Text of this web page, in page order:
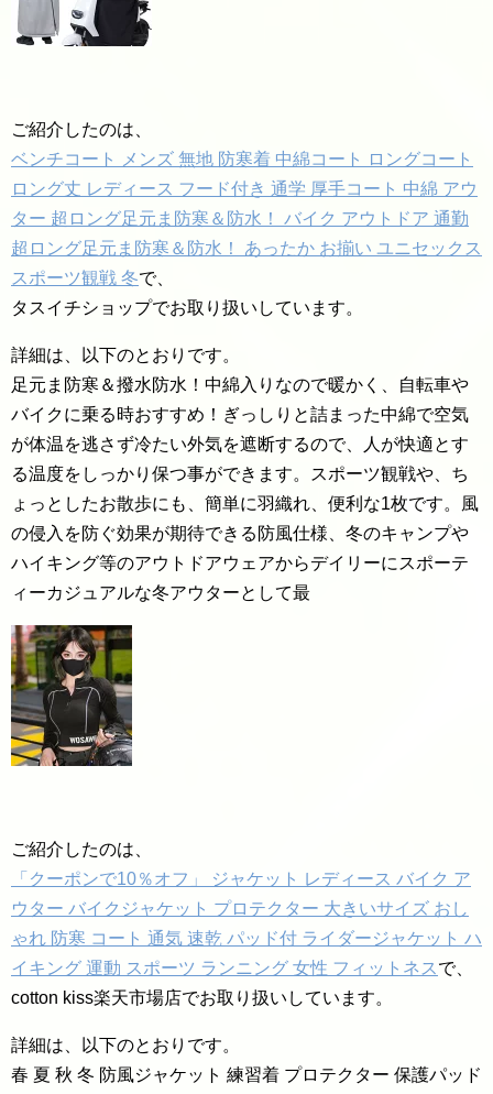
ご紹介したのは、
ベンチコート メンズ 無地 防寒着 中綿コート ロングコート
ロング丈 レディース フード付き 通学 厚手コート 中綿 アウ
ター 超ロング足元ま防寒＆防水！ バイク アウトドア 通勤
超ロング足元ま防寒＆防水！ あったか お揃い ユニセックス
スポーツ観戦 冬で、
タスイチショップでお取り扱いしています。
詳細は、以下のとおりです。
足元ま防寒＆撥水防水！中綿入りなので暖かく、自転車や
バイクに乗る時おすすめ！ぎっしりと詰まった中綿で空気
が体温を逃さず冷たい外気を遮断するので、人が快適とす
る温度をしっかり保つ事ができます。スポーツ観戦や、ち
ょっとしたお散歩にも、簡単に羽織れ、便利な1枚です。風
の侵入を防ぐ効果が期待できる防風仕様、冬のキャンプや
ハイキング等のアウトドアウェアからデイリーにスポーテ
ィーカジュアルな冬アウターとして最
ご紹介したのは、
「クーポンで10％オフ」 ジャケット レディース バイク ア
ウター バイクジャケット プロテクター 大きいサイズ おし
ゃれ 防寒 コート 通気 速乾 パッド付 ライダージャケット ハ
イキング 運動 スポーツ ランニング 女性 フィットネス で、
cotton kiss楽天市場店でお取り扱いしています。
詳細は、以下のとおりです。
春 夏 秋 冬 防風ジャケット 練習着 プロテクター 保護パッド